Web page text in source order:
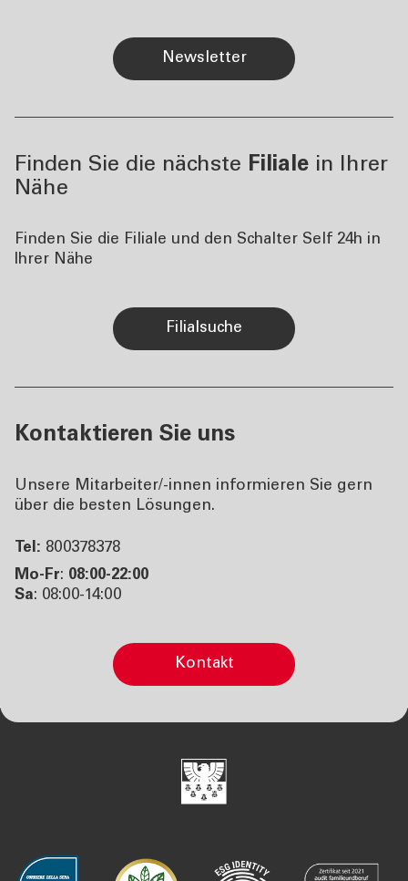
Newsletter
Finden Sie die nächste Filiale in Ihrer
Nähe
Finden Sie die Filiale und den Schalter Self 24h in
Ihrer Nähe
Filialsuche
Kontaktieren Sie uns
Unsere Mitarbeiter/-innen informieren Sie gern
über die besten Lösungen.
Tel: 800378378
Mo-Fr: 08:00-22:00
Sa: 08:00-14:00
Kontakt